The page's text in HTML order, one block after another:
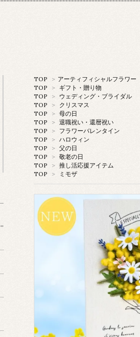
TOP > アーティフィシャルフラワー
TOP
> ギフト・贈り物
TOP
> ウェディング・ブライダル
TOP
> クリスマス
TOP
> 母の日
TOP
> 退職祝い・還暦祝い
TOP
> フラワーバレンタイン
TOP
> ハロウィン
TOP
> 父の日
TOP
> 敬老の日
TOP
> 推し活応援アイテム
TOP
> ミモザ